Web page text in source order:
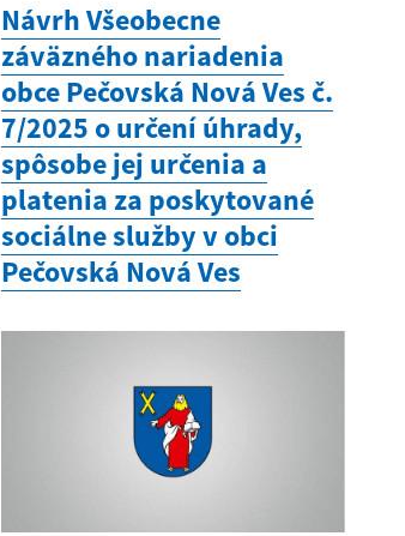
Návrh Všeobecne
záväzného nariadenia
obce Pečovská Nová Ves č.
7/2025 o určení úhrady,
spôsobe jej určenia a
platenia za poskytované
sociálne služby v obci
Pečovská Nová Ves